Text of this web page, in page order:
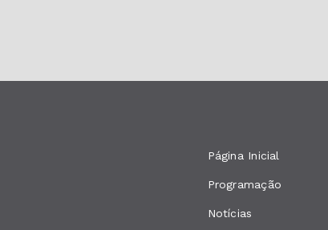
Página Inicial
Programação
Notícias